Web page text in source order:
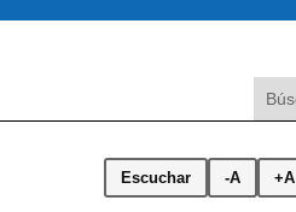
Escuchar -A +A